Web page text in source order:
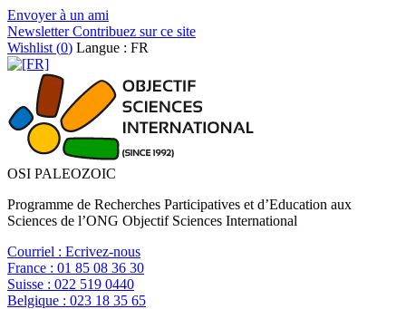
Envoyer à un ami
NewsletterContribuez sur ce site
Wishlist (0) Langue : FR
OSI PALEOZOIC
Programme de Recherches Participatives et d’Education aux
Sciences de l’ONG Objectif Sciences International
Courriel : Ecrivez-nous
France : 01 85 08 36 30
Suisse : 022 519 0440
Belgique : 023 18 35 65